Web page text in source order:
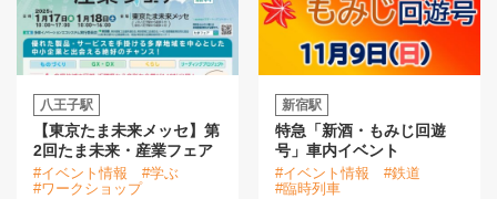
八王子駅
【東京たま未来メッセ】第
2回たま未来・産業フェア
#イベント情報
#学ぶ
#ワークショップ
新宿駅
特急「新酒・もみじ回遊
号」車内イベント
#イベント情報
#鉄道
#臨時列車